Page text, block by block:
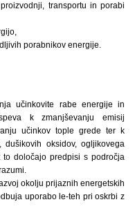
transportu in porabi
porabnikov energije.
učinkovite rabe energije in
k zmanjševanju emisij
učinkov tople grede ter k
oksidov, ogljikovega
določajo predpisi s področja
okolju prijaznih energetskih
uporabo le-teh pri oskrbi z